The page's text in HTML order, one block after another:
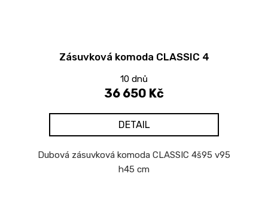
Zásuvková komoda CLASSIC 4
10 dnů
36 650 Kč
DETAIL
Dubová zásuvková komoda CLASSIC 4š95 v95
h45 cm